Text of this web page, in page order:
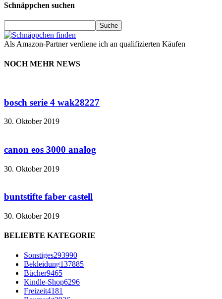
Schnäppchen suchen
Als Amazon-Partner verdiene ich an qualifizierten Käufen
NOCH MEHR NEWS
bosch serie 4 wak28227
30. Oktober 2019
canon eos 3000 analog
30. Oktober 2019
buntstifte faber castell
30. Oktober 2019
BELIEBTE KATEGORIE
Sonstiges293990
Bekleidung137885
Bücher9465
Kindle-Shop6296
Freizeit4181